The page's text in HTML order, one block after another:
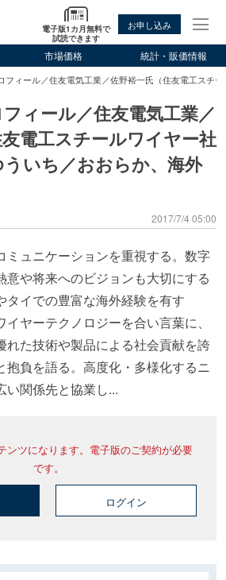
電子版1カ月無料で
試読できます
お申し込み
市場価格 統計・販価情報
フィール／住友電気工業／佐野裕一氏（住友電工スチ
ィール／住友電気工業／
電工スチールワイヤー社
いち／おおらか、海外
2017/7/4 05:00
ュニケーションを重視する。数字
意や将来へのビジョンも大切にする
タイでの豊富な海外経験を有す
ヤーテクノロジーを合い言葉に、
れた技術や製品による社会貢献を誇
抱負を語る。高度化・多様化するニ
い関係先と協業し...
ンツになります。電子版のご契約が必要
です。
ログイン